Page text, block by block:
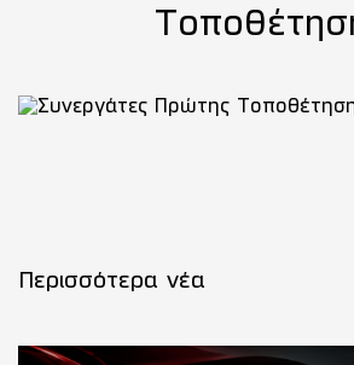
Περισσότερα νέα